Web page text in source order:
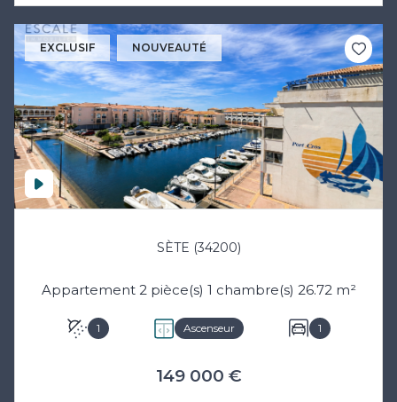
EXCLUSIF NOUVEAUTÉ
SÈTE (34200)
Appartement 2 pièce(s) 1 chambre(s) 26.72 m²
1 Ascenseur 1
149 000 €